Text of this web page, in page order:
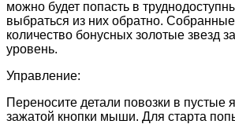
можно будет попасть в
выбраться из них обратно.
количество бонусных золотые звезд
уровень.
Управление:
Переносите детали повозки в пустые
зажатой кнопки мыши. Для старта